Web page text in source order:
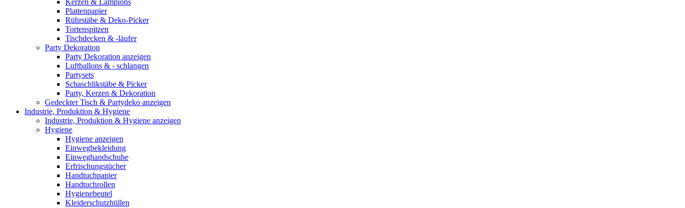
Kerzen & Lampions
Plattenpapier
Rührstäbe & Deko-Picker
Tortenspitzen
Tischdecken & -läufer
Party Dekoration
Party Dekoration anzeigen
Luftballons & - schlangen
Partysets
Schaschlikstäbe & Picker
Party, Kerzen & Dekoration
Gedeckter Tisch & Partydeko anzeigen
Industrie, Produktion & Hygiene
Industrie, Produktion & Hygiene anzeigen
Hygiene
Hygiene anzeigen
Einwegbekleidung
Einweghandschuhe
Erfrischungstücher
Handtuchpapier
Handtuchrollen
Hygienebeutel
Kleiderschutzhüllen